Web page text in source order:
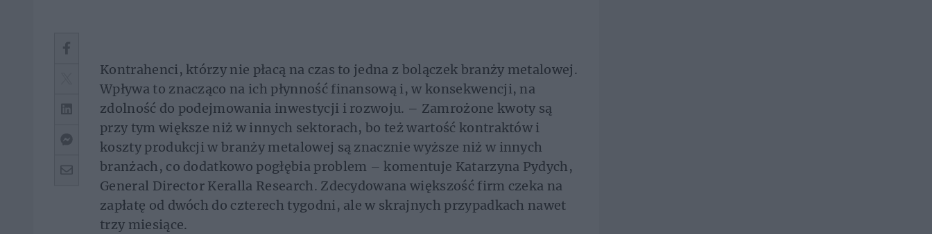
Kontrahenci, którzy nie płacą na czas to jedna z bolączek branży metalowej.
Wpływa to znacząco na ich płynność finansową i, w konsekwencji, na
zdolność do podejmowania inwestycji i rozwoju. – Zamrożone kwoty są
przy tym większe niż w innych sektorach, bo też wartość kontraktów i
koszty produkcji w branży metalowej są znacznie wyższe niż w innych
branżach, co dodatkowo pogłębia problem – komentuje Katarzyna Pydych,
General Director Keralla Research. Zdecydowana większość firm czeka na
zapłatę od dwóch do czterech tygodni, ale w skrajnych przypadkach nawet
trzy miesiące.